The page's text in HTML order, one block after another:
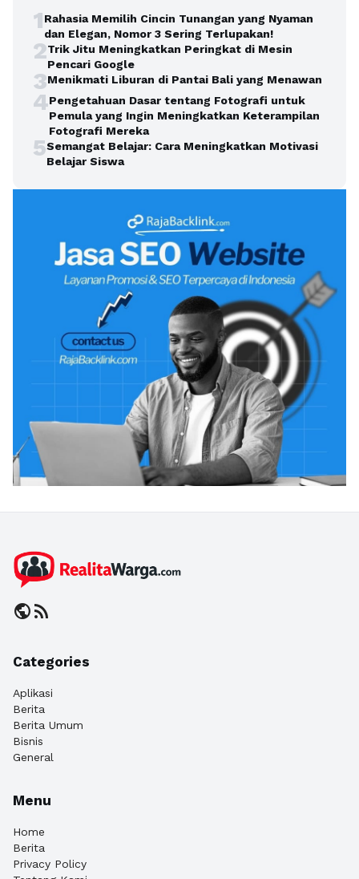
1Rahasia Memilih Cincin Tunangan yang Nyaman
dan Elegan, Nomor 3 Sering Terlupakan!
2Trik Jitu Meningkatkan Peringkat di Mesin
Pencari Google
3Menikmati Liburan di Pantai Bali yang Menawan
4Pengetahuan Dasar tentang Fotografi untuk
Pemula yang Ingin Meningkatkan Keterampilan
Fotografi Mereka
5Semangat Belajar: Cara Meningkatkan Motivasi
Belajar Siswa
publicrss_feed
Categories
Aplikasi
Berita
Berita Umum
Bisnis
General
Menu
Home
Berita
Privacy Policy